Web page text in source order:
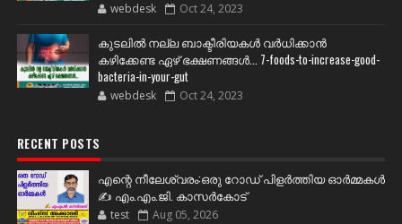
webdesk Oct 24, 2023
കുടലിൽ നല്ല ബാക്ടീരിയകൾ വര്‍ധിക്കാന്‍
കഴിക്കേണ്ട ഏഴ് ഭക്ഷണങ്ങള്‍... 7-foods-to-increase-good-
bacteria-in-your-gut
webdesk Oct 24, 2023
RECENT POSTS
എന്റെ നീലേശ്വരം:ഒരു റോഡ് പിളർത്തിയ ഓർമ്മകൾ
✍️ എം.എം.ജി. കാസർകോട്
test Aug 05, 2026